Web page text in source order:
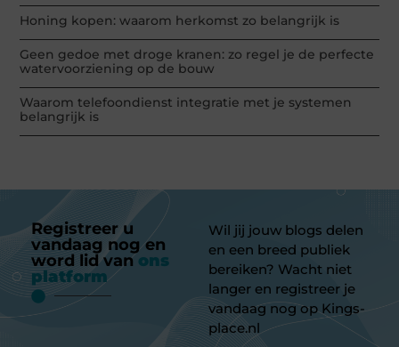
Honing kopen: waarom herkomst zo belangrijk is
Geen gedoe met droge kranen: zo regel je de perfecte
watervoorziening op de bouw
Waarom telefoondienst integratie met je systemen
belangrijk is
Registreer u
vandaag nog en
word lid van ons
platform
Wil jij jouw blogs delen
en een breed publiek
bereiken? Wacht niet
langer en registreer je
vandaag nog op Kings-
place.nl